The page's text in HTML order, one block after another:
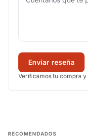
Enviar reseña
Verificamos tu compra
RECOMENDADOS